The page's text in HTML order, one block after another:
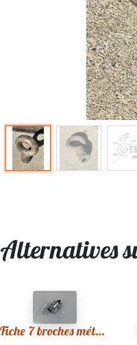
Alternatives
Fiche 7 broches métal remorque neuve